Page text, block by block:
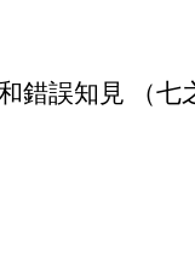
誤知見 （七